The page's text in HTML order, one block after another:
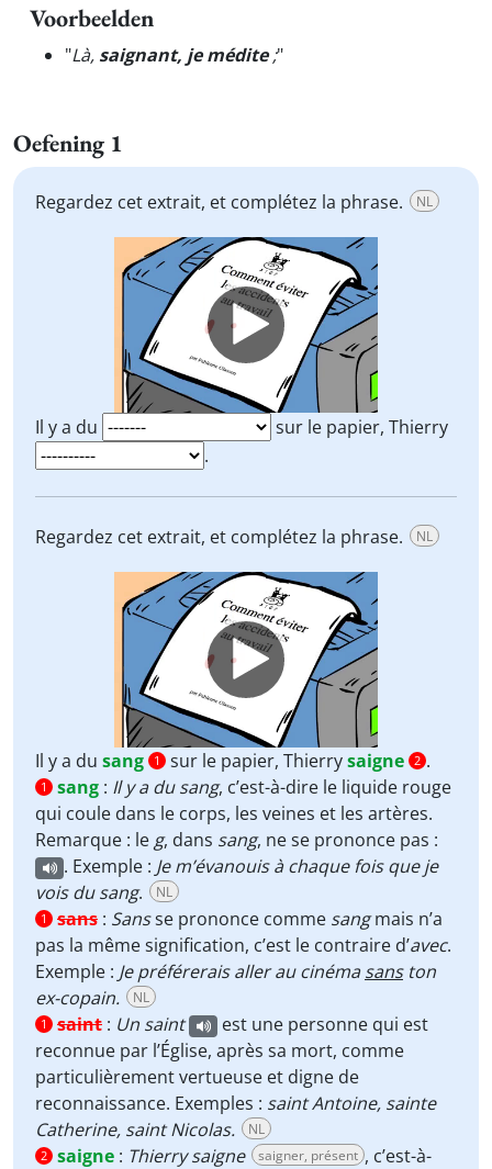
Voorbeelden
"Là, saignant, je médite;"
Oefening 1
Regardez cet extrait, et complétez la phrase. NL
Video
Player
Il y a du
sur le papier, Thierry
.
Regardez cet extrait, et complétez la phrase. NL
Video
Player
Il y a du sang 1 sur le papier, Thierrysaigne 2 .
1 sang : Il y a du sang, c’est-à-dire le liquide rouge
qui coule dans le corps, les veines et les artères.
Remarque : le g, dans sang, ne se prononce pas :
. Exemple : Je m’évanouis à chaque fois que je
vois du sang. NL
1 sans : Sansse prononce comme sangmais n’a
pas la même signification, c’est le contraire d’avec.
Exemple : Je préférerais aller au cinémasanston
ex-copain.
NL
1 saint : Un saint
est une personne qui est
reconnue par l’Église, après sa mort, comme
particulièrement vertueuse et digne de
reconnaissance. Exemples : saint Antoine, sainte
Catherine, saint Nicolas.
NL
2 saigne : Thierry saigne saigner, présent , c’est-à-